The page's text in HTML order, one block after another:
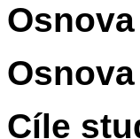
Cíle